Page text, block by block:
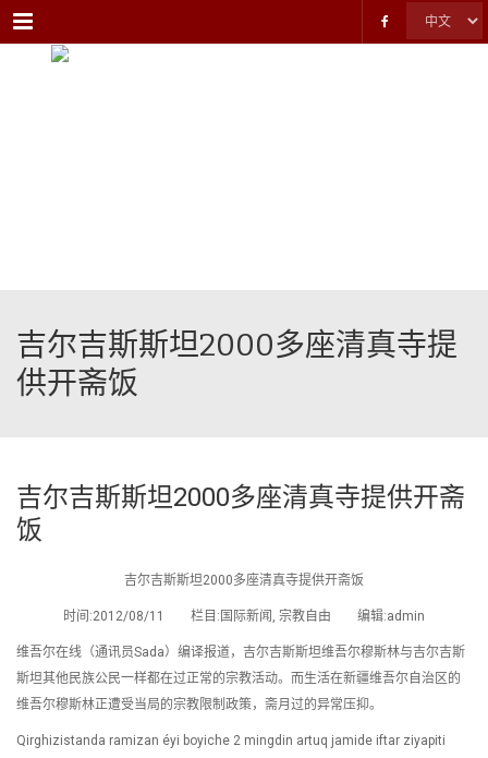
Menu
吉尔吉斯斯坦2000多座清真寺提
供开斋饭
吉尔吉斯斯坦2000多座清真寺提供开斋
饭
吉尔吉斯斯坦2000多座清真寺提供开斋饭
时间:2012/08/11 栏目:国际新闻, 宗教自由 编辑:admin
维吾尔在线（通讯员Sada）编译报道，吉尔吉斯斯坦维吾尔穆斯林与吉尔吉斯
斯坦其他民族公民一样都在过正常的宗教活动。而生活在新疆维吾尔自治区的
维吾尔穆斯林正遭受当局的宗教限制政策，斋月过的异常压抑。
Qirghizistanda ramizan éyi boyiche 2 mingdin artuq jamide iftar ziyapiti